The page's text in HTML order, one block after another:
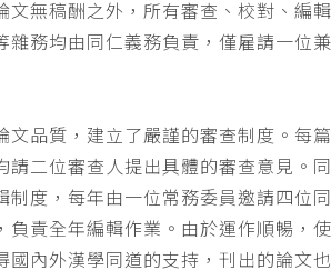
文無稿酬之外，所有審查、校對、編
雜務均由同仁義務負責，僅雇請一位
文品質，建立了嚴謹的審查制度。每
請二位審查人提出具體的審查意見。
制度，每年由一位常務委員邀請四位
負責全年編輯作業。由於運作順暢，
國內外漢學同道的支持，刊出的論文